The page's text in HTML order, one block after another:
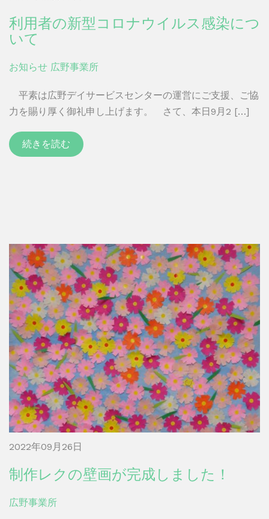
利用者の新型コロナウイルス感染につ
いて
お知らせ 広野事業所
平素は広野デイサービスセンターの運営にご支援、ご協
力を賜り厚く御礼申し上げます。 さて、本日9月2 […]
続きを読む
2022年09月26日
制作レクの壁画が完成しました！
広野事業所